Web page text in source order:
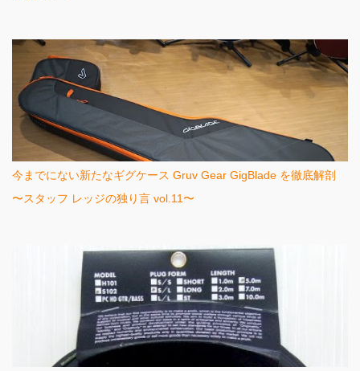
今までにない新たなギグケース Gruv Gear GigBlade を徹底解剖
〜スタッフ レッジの独り言 vol.11〜